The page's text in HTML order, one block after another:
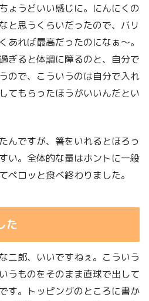
ょうどいい感じに。にんにくの
と思うくらいだったので、バリ
あれば最高だったのになぁ〜。
ぎると体調に障るのと、自分で
ので、こういうのは自分で入れ
てもらったほうがいいんだとい
んですが、箸をいれるとほろっ
い。全体的な量はホントに一般
ペロッと食べ終わりました。
た
二郎、いいですねぇ。こういう
うものをそのまま直球で出して
す。トッピングのところに書か